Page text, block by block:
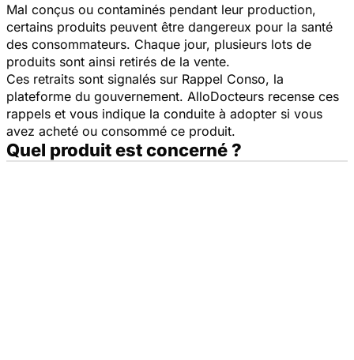
Mal conçus ou contaminés pendant leur production,
certains produits peuvent être dangereux pour la santé
des consommateurs. Chaque jour, plusieurs lots de
produits sont ainsi retirés de la vente.
Ces retraits sont signalés sur Rappel Conso, la
plateforme du gouvernement. AlloDocteurs recense ces
rappels et vous indique la conduite à adopter si vous
avez acheté ou consommé ce produit.
Quel produit est concerné ?